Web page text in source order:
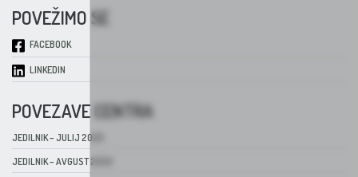
POVEŽIMO SE
FACEBOOK
LINKEDIN
POVEZAVE CENTRA
JEDILNIK – JULIJ 2026
JEDILNIK – AVGUST 2026